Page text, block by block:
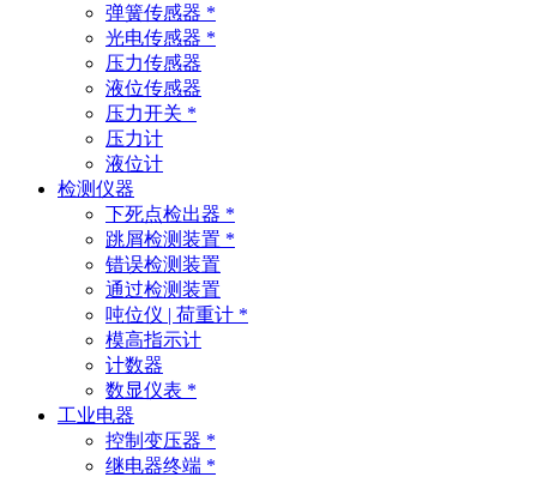
弹簧传感器 *
光电传感器 *
压力传感器
液位传感器
压力开关 *
压力计
液位计
检测仪器
下死点检出器 *
跳屑检测装置 *
错误检测装置
通过检测装置
吨位仪 | 荷重计 *
模高指示计
计数器
数显仪表 *
工业电器
控制变压器 *
继电器终端 *